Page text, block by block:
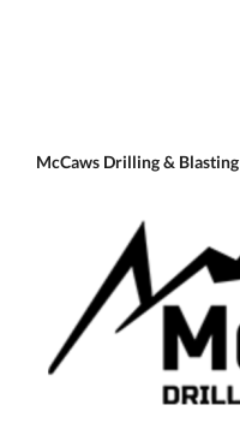
McCaws Drilling & Blasting